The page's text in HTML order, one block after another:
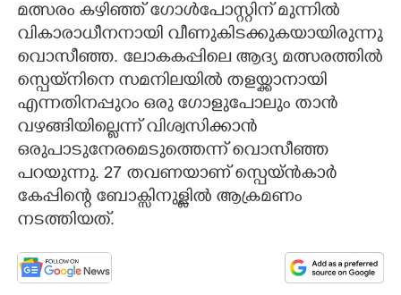
മത്സരം കഴിഞ്ഞ് ഗോൾപോസ്റ്റിന് മുന്നിൽ
വികാരാധീനനായി വീണുകിടക്കുകയായിരുന്നു
വൊസീഞ്ഞ. ലോകകപ്പിലെ ആദ്യ മത്സരത്തിൽ
സ്പെയ്നിനെ സമനിലയിൽ തളയ്ക്കാനായി
എന്നതിനപ്പുറം ഒരു ഗോളുപോലും താൻ
വഴങ്ങിയില്ലെന്ന് വിശ്വസിക്കാൻ
ഒരുപാടുനേരമെടുത്തെന്ന് വൊസീഞ്ഞ
പറയുന്നു. 27 തവണയാണ് സ്പെയ്ൻകാർ
കേപ്പിന്റെ ബോക്സിനുള്ളിൽ ആക്രമണം
നടത്തിയത്.